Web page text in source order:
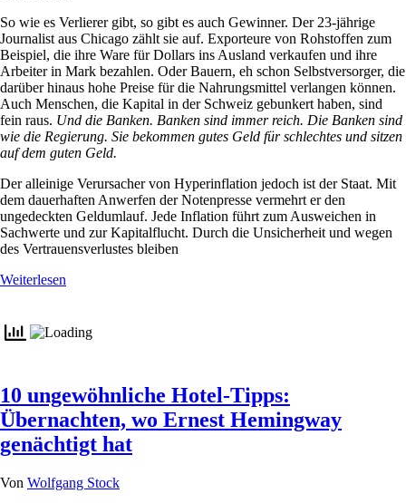
So wie es Verlierer gibt, so gibt es auch Gewinner. Der 23-jährige
Journalist aus Chicago zählt sie auf. Exporteure von Rohstoffen zum
Beispiel, die ihre Ware für Dollars ins Ausland verkaufen und ihre
Arbeiter in Mark bezahlen. Oder Bauern, eh schon Selbstversorger, die
darüber hinaus hohe Preise für die Nahrungsmittel verlangen können.
Auch Menschen, die Kapital in der Schweiz gebunkert haben, sind
fein raus. Und die Banken. Banken sind immer reich. Die Banken sind
wie die Regierung. Sie bekommen gutes Geld für schlechtes und sitzen
auf dem guten Geld.
Der alleinige Verursacher von Hyperinflation jedoch ist der Staat. Mit
dem dauerhaften Anwerfen der Notenpresse vermehrt er den
ungedeckten Geldumlauf. Jede Inflation führt zum Ausweichen in
Sachwerte und zur Kapitalflucht. Durch die Unsicherheit und wegen
des Vertrauensverlustes bleiben
Weiterlesen
10 ungewöhnliche Hotel-Tipps:
Übernachten, wo Ernest Hemingway
genächtigt hat
Von Wolfgang Stock